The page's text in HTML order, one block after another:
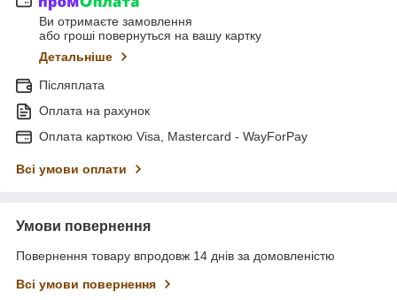
Ви отримаєте замовлення
або гроші повернуться на вашу картку
Детальніше
Післяплата
Оплата на рахунок
Оплата карткою Visa, Mastercard - WayForPay
Всі умови оплати
Умови повернення
Повернення товару впродовж 14 днів за домовленістю
Всі умови повернення